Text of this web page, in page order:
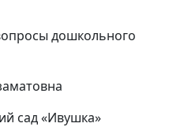
дошкольного
сад «Ивушка»